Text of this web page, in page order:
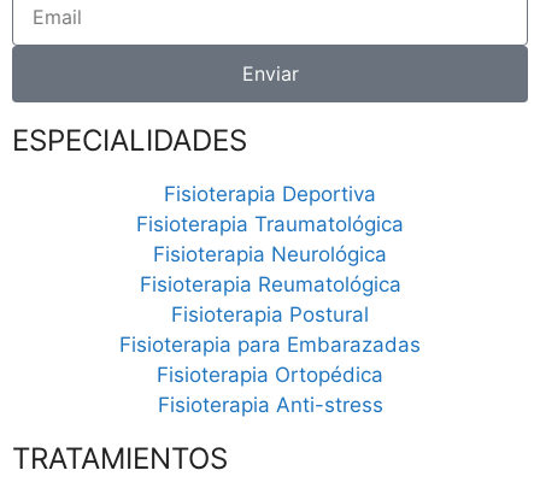
Enviar
ESPECIALIDADES
Fisioterapia Deportiva
Fisioterapia Traumatológica
Fisioterapia Neurológica
Fisioterapia Reumatológica
Fisioterapia Postural
Fisioterapia para Embarazadas
Fisioterapia Ortopédica
Fisioterapia Anti-stress
TRATAMIENTOS